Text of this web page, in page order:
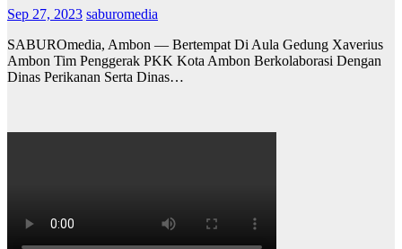
Sep 27, 2023 saburomedia
SABUROmedia, Ambon — Bertempat Di Aula Gedung Xaverius
Ambon Tim Penggerak PKK Kota Ambon Berkolaborasi Dengan
Dinas Perikanan Serta Dinas…